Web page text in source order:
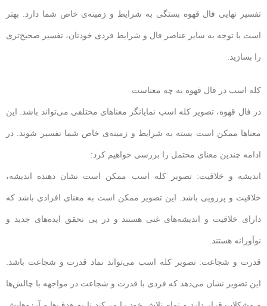
تفسیر نهایی فال قهوه بستگی به شرایط و زمینه‌ی خاص شما دارد. بهتر
است با توجه به سایر عناصر فال و شرایط فردی خودتان، تفسیر صحیح‌تری
را بسازید.
کله اسب در فال قهوه به چه معناست
در فال قهوه، تصویر کله اسب نمایانگر معناهای مختلفی می‌تواند باشد. این
معناها ممکن است بسته به شرایط و زمینه‌ی خاص شما تفسیر شوند. در
ادامه چندین معنای محتمل را بررسی خواهیم کرد:
اندیشه و خلاقیت: تصویر کله اسب ممکن است نشان دهنده اندیشه،
خلاقیت و پررویی باشد. این تصویر ممکن است به معنای افرادی باشد که
دارای خلاقیت و اندیشه‌های غنی هستند و در پی تحقق ایده‌های جدید و
نوآورانه هستند.
قدرت و شجاعت: تصویر کله اسب می‌تواند نماد قدرت و شجاعت باشد.
این تصویر نشان می‌دهد که فردی با قدرت و شجاعت در مواجهه با چالش‌ها